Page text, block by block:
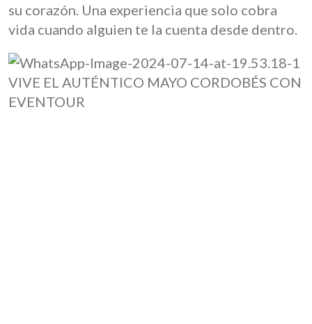
su corazón. Una experiencia que solo cobra
vida cuando alguien te la cuenta desde dentro.